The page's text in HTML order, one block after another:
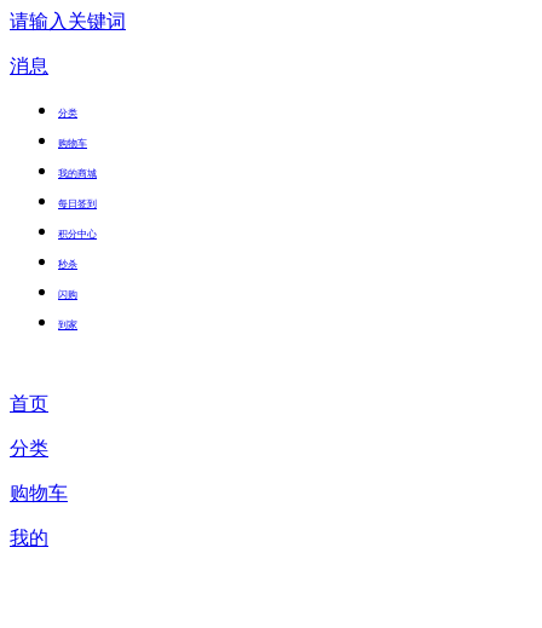
请输入关键词
消息
分类
购物车
我的商城
每日签到
积分中心
秒杀
闪购
到家
首页
分类
购物车
我的